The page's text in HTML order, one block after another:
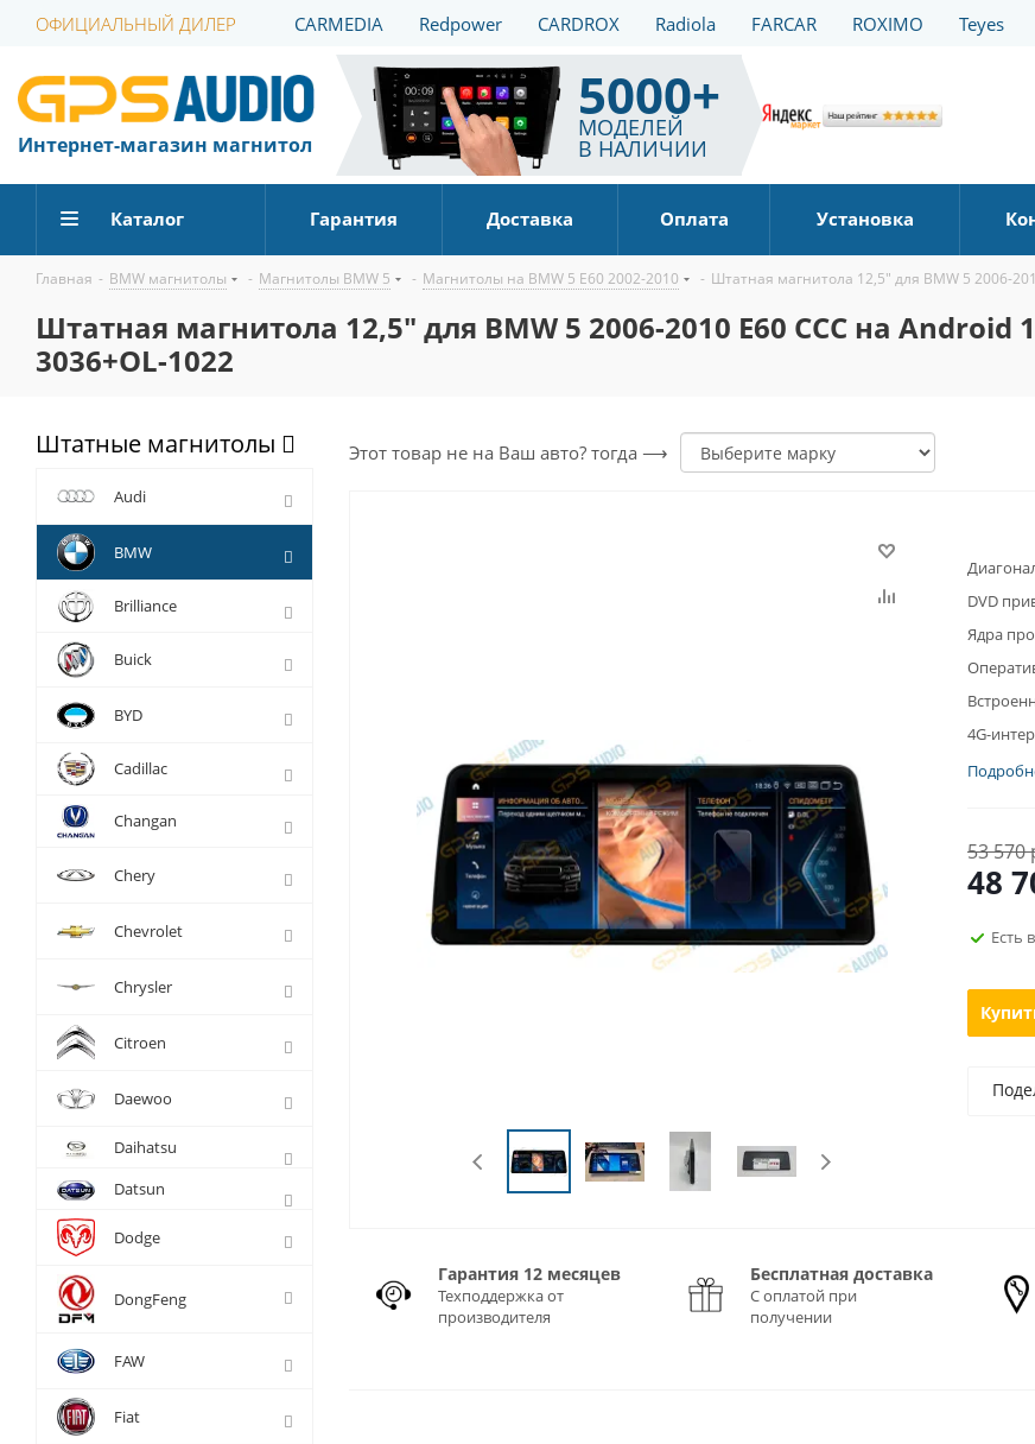
ОФИЦИАЛЬНЫЙ ДИЛЕР CARMEDIA Redpower CARDROX Radiola FARCAR ROXIMO Teyes
Интернет-магазин магнитол
5000+
МОДЕЛЕЙ
В НАЛИЧИИ
Каталог Гарантия Доставка Оплата Установка
Главная - BMW магнитолы - Магнитолы BMW 5 - Магнитолы на BMW 5 E60 2002-2010 - Штатная магнитола 12,5" для BMW 5 2006-
Штатная магнитола 12,5" для BMW 5 2006-2010 E60 CCC на Android
3036+OL-1022
Этот товар не на Ваш авто? тогда ⟶
DVD
Ядра
4G-
53 570
48
Есть
Гарантия 12 месяцев
Техподдержка от
производителя
Бесплатная доставка
С оплатой при
получении
Штатные магнитолы
Audi
BMW
Brilliance
Buick
BYD
Cadillac
Changan
Chery
Chevrolet
Chrysler
Citroen
Daewoo
Daihatsu
Datsun
Dodge
DongFeng
FAW
Fiat